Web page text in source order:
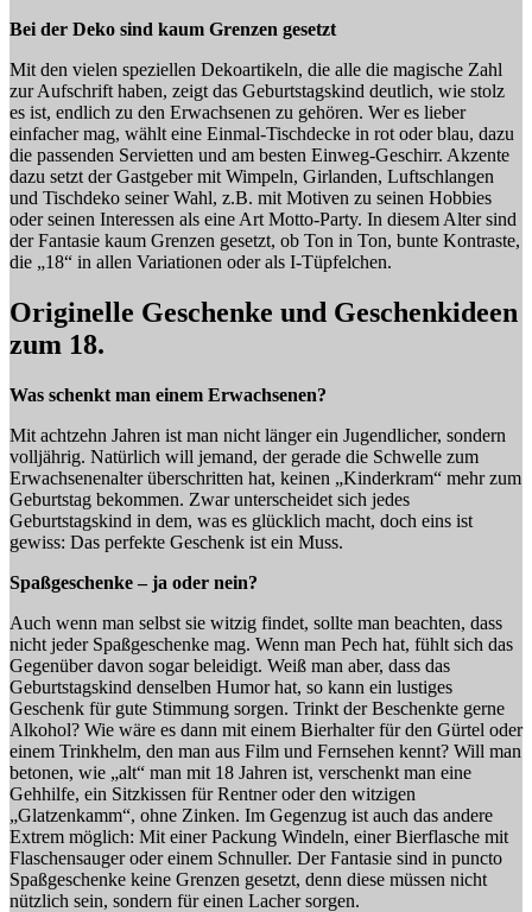
Bei der Deko sind kaum Grenzen gesetzt
Mit den vielen speziellen Dekoartikeln, die alle die magische Zahl
zur Aufschrift haben, zeigt das Geburtstagskind deutlich, wie stolz
es ist, endlich zu den Erwachsenen zu gehören. Wer es lieber
einfacher mag, wählt eine Einmal-Tischdecke in rot oder blau, dazu
die passenden Servietten und am besten Einweg-Geschirr. Akzente
dazu setzt der Gastgeber mit Wimpeln, Girlanden, Luftschlangen
und Tischdeko seiner Wahl, z.B. mit Motiven zu seinen Hobbies
oder seinen Interessen als eine Art Motto-Party. In diesem Alter sind
der Fantasie kaum Grenzen gesetzt, ob Ton in Ton, bunte Kontraste,
die „18“ in allen Variationen oder als I-Tüpfelchen.
Originelle Geschenke und Geschenkideen
zum 18.
Was schenkt man einem Erwachsenen?
Mit achtzehn Jahren ist man nicht länger ein Jugendlicher, sondern
volljährig. Natürlich will jemand, der gerade die Schwelle zum
Erwachsenenalter überschritten hat, keinen „Kinderkram“ mehr zum
Geburtstag bekommen. Zwar unterscheidet sich jedes
Geburtstagskind in dem, was es glücklich macht, doch eins ist
gewiss: Das perfekte Geschenk ist ein Muss.
Spaßgeschenke – ja oder nein?
Auch wenn man selbst sie witzig findet, sollte man beachten, dass
nicht jeder Spaßgeschenke mag. Wenn man Pech hat, fühlt sich das
Gegenüber davon sogar beleidigt. Weiß man aber, dass das
Geburtstagskind denselben Humor hat, so kann ein lustiges
Geschenk für gute Stimmung sorgen. Trinkt der Beschenkte gerne
Alkohol? Wie wäre es dann mit einem Bierhalter für den Gürtel oder
einem Trinkhelm, den man aus Film und Fernsehen kennt? Will man
betonen, wie „alt“ man mit 18 Jahren ist, verschenkt man eine
Gehhilfe, ein Sitzkissen für Rentner oder den witzigen
„Glatzenkamm“, ohne Zinken. Im Gegenzug ist auch das andere
Extrem möglich: Mit einer Packung Windeln, einer Bierflasche mit
Flaschensauger oder einem Schnuller. Der Fantasie sind in puncto
Spaßgeschenke keine Grenzen gesetzt, denn diese müssen nicht
nützlich sein, sondern für einen Lacher sorgen.